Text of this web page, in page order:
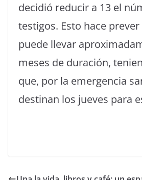
decidió reducir a 13 el
testigos. Esto hace
puede llevar
meses de duración,
que, por la emergencia
destinan los jueves para